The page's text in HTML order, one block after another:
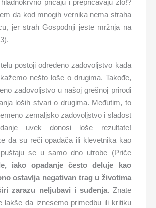
pričaju i prepričavaju zlo!?
da kod mnogih vernika nema straha
jer strah Gospodnji jeste mržnja na
postoji određeno zadovoljstvo kada
nešto loše o drugima. Takođe,
zadovoljstvo u našoj grešnoj prirodi
loših stvari o drugima. Međutim, to
zemaljsko zadovoljstvo i sladost
uvek donosi loše rezultate!
da su reči opadača ili klevetnika kao
se u samo dno utrobe (Priče
iako opadanje često deluje kao
ostavlja negativan trag u životima
zarazu neljubavi i suđenja. Znate
lakše da iznesemo primedbu ili kritiku